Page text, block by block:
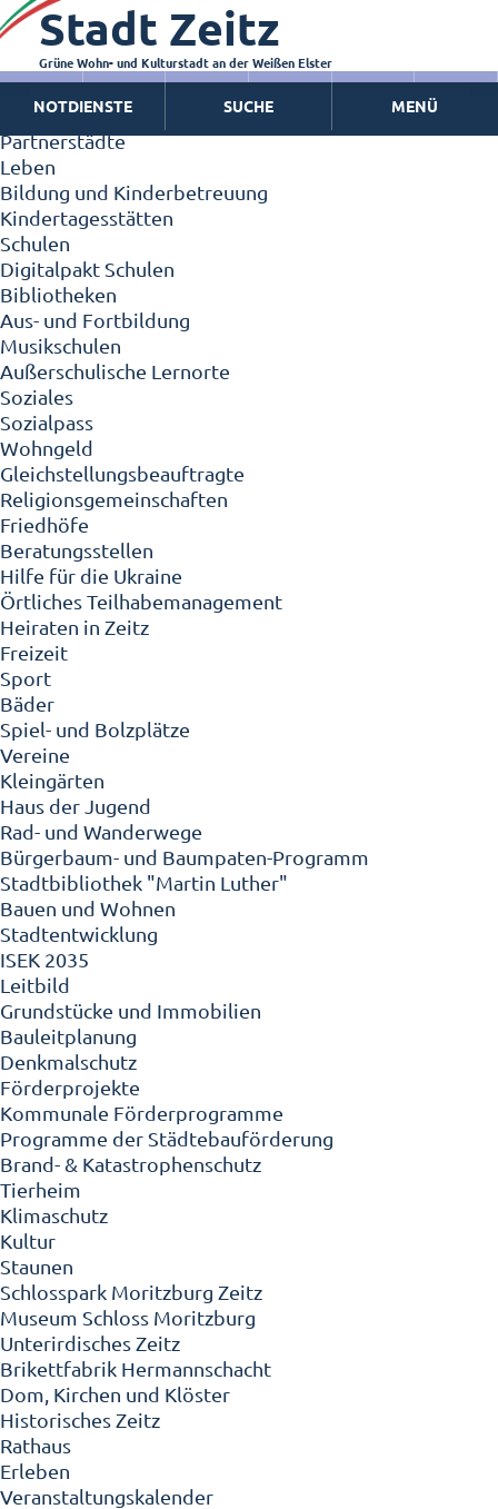
Zeitz - Die Kleinstadt
Willkommen in Zeitz!
Interview mit Oberbürgermeister Christian Thieme
Zeitz - Stadt der Zukunft
Ortschaften
Partnerstädte
Leben
Bildung und Kinderbetreuung
Kindertagesstätten
Schulen
Digitalpakt Schulen
Bibliotheken
Aus- und Fortbildung
Musikschulen
Außerschulische Lernorte
Soziales
Sozialpass
Wohngeld
Gleichstellungsbeauftragte
Religionsgemeinschaften
Friedhöfe
Beratungsstellen
Hilfe für die Ukraine
Örtliches Teilhabemanagement
Heiraten in Zeitz
Freizeit
Sport
Bäder
Spiel- und Bolzplätze
Vereine
Kleingärten
Haus der Jugend
Rad- und Wanderwege
Bürgerbaum- und Baumpaten-Programm
Stadtbibliothek "Martin Luther"
Bauen und Wohnen
Stadtentwicklung
ISEK 2035
Leitbild
Grundstücke und Immobilien
Bauleitplanung
Denkmalschutz
Förderprojekte
Kommunale Förderprogramme
Programme der Städtebauförderung
Brand- & Katastrophenschutz
Tierheim
Klimaschutz
Kultur
Staunen
Schlosspark Moritzburg Zeitz
Museum Schloss Moritzburg
Unterirdisches Zeitz
Brikettfabrik Hermannschacht
Dom, Kirchen und Klöster
Historisches Zeitz
Rathaus
Erleben
Veranstaltungskalender
Stadt Zeitz
Grüne Wohn- und Kulturstadt an der Weißen Elster
NOTDIENSTE SUCHE MENÜ